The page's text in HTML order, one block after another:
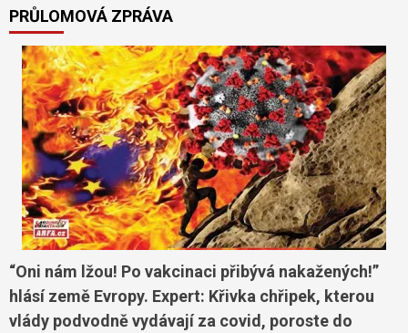
PRŮLOMOVÁ ZPRÁVA
“Oni nám lžou! Po vakcinaci přibývá nakažených!”
hlásí země Evropy. Expert: Křivka chřipek, kterou
vlády podvodně vydávají za covid, poroste do